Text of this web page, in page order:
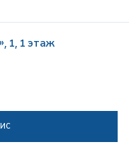
1, 1 этаж